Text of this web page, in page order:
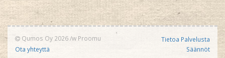
Qumos Oy 2026/w Proomu
Ota yhteyttä
Tietoa Palvelusta
Säännöt